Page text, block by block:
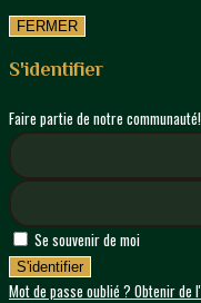
FERMER
S'identifier
Faire partie de notre communauté!
Se souvenir de moi
S'identifier
Mot de passe oublié ? Obtenir de